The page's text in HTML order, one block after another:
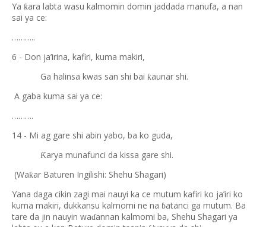
Ya ƙara labta wasu kalmomin domin jaddada manufa, a nan
sai ya ce:
………..
6 - Don ja’irina, kafiri, kuma makiri,
Ga halinsa kwas san shi bai ƙaunar shi.
A gaba kuma sai ya ce:
……….
14 - Mi ag gare shi abin yabo, ba ko guda,
Ƙarya munafunci da kissa gare shi.
(Waƙar Baturen Ingilishi: Shehu Shagari)
Yana daga cikin zagi mai nauyi ka ce mutum kafiri ko ja’iri ko
kuma makiri, dukkansu kalmomi ne na ɓatanci ga mutum. Ba
tare da jin nauyin waɗannan kalmomi ba, Shehu Shagari ya